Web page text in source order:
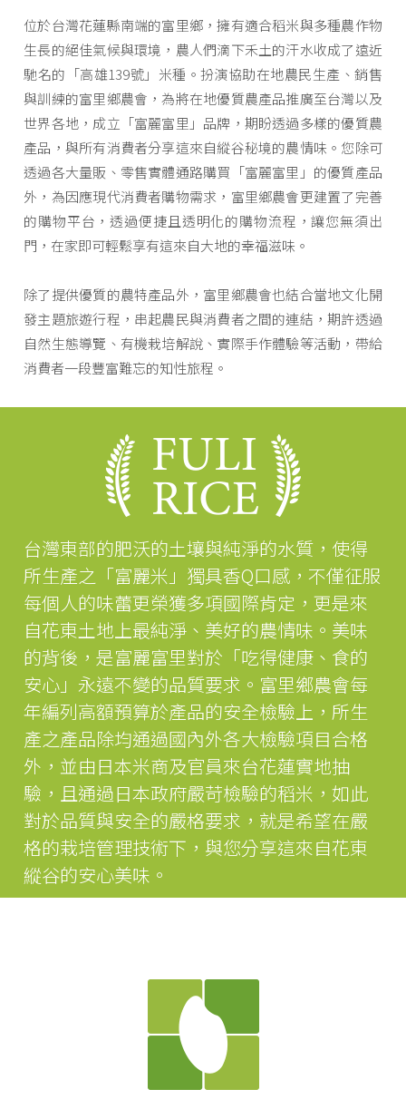
位於台灣花蓮縣南端的富里鄉，擁有適合稻米與多種農作物
生長的絕佳氣候與環境，農人們滴下禾土的汗水收成了遠近
馳名的「高雄139號」米種。扮演協助在地農民生產、銷售
與訓練的富里鄉農會，為將在地優質農產品推廣至台灣以及
世界各地，成立「富麗富里」品牌，期盼透過多樣的優質農
產品，與所有消費者分享這來自縱谷秘境的農情味。您除可
透過各大量販、零售實體通路購買「富麗富里」的優質產品
外，為因應現代消費者購物需求，富里鄉農會更建置了完善
的購物平台，透過便捷且透明化的購物流程，讓您無須出
門，在家即可輕鬆享有這來自大地的幸福滋味。
除了提供優質的農特產品外，富里鄉農會也結合當地文化開
發主題旅遊行程，串起農民與消費者之間的連結，期許透過
自然生態導覽、有機栽培解說、實際手作體驗等活動，帶給
消費者一段豐富難忘的知性旅程。
台灣東部的肥沃的土壤與純淨的水質，使得
所生產之「富麗米」獨具香Q口感，不僅征服
每個人的味蕾更榮獲多項國際肯定，更是來
自花東土地上最純淨、美好的農情味。美味
的背後，是富麗富里對於「吃得健康、食的
安心」永遠不變的品質要求。富里鄉農會每
年編列高額預算於產品的安全檢驗上，所生
產之產品除均通過國內外各大檢驗項目合格
外，並由日本米商及官員來台花蓮實地抽
驗，且通過日本政府嚴苛檢驗的稻米，如此
對於品質與安全的嚴格要求，就是希望在嚴
格的栽培管理技術下，與您分享這來自花東
縱谷的安心美味。